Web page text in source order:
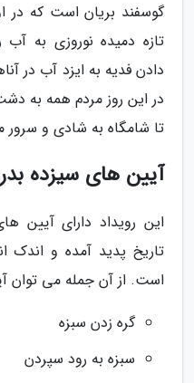
گوسفند بریان است که در
تازه دمیده نوروزی به آب
دادن فدیه به ایزد آب در
در این روز مردم همه به
تا شامگاه به شادی و سرور
آیین های سیزده بدر
این رویداد دارای آیین
تاریخ پدید آمده و
است. از آن جمله می توان
گره زدن سبزه
سبزه به رود سپردن